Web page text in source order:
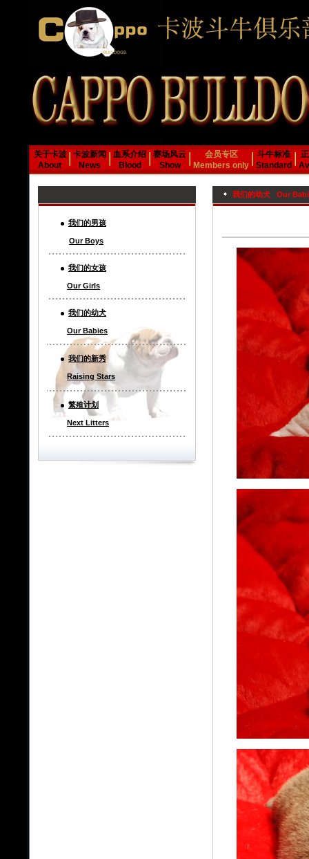
关于卡波
About
卡波新闻
News
血系介绍
Blood
赛场风云
Show
会员专区
Members only
斗牛标准
Standard
我们的男孩
Our Boys
我们的女孩
Our Girls
我们的幼犬
Our Babies
我们的新秀
Raising Stars
繁殖计划
Next Litters
我们的幼犬 Our